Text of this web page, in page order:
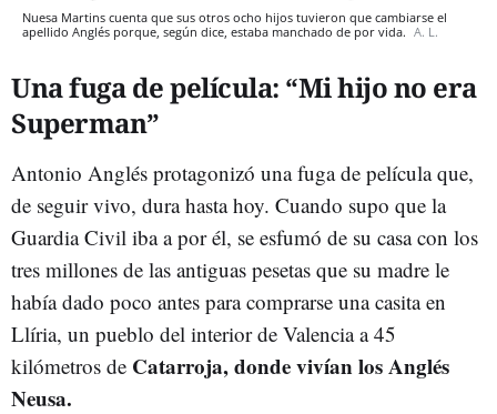
Nuesa Martins cuenta que sus otros ocho hijos tuvieron que cambiarse el
apellido Anglés porque, según dice, estaba manchado de por vida. A. L.
Una fuga de película: “Mi hijo no era
Superman”
Antonio Anglés protagonizó una fuga de película que,
de seguir vivo, dura hasta hoy. Cuando supo que la
Guardia Civil iba a por él, se esfumó de su casa con los
tres millones de las antiguas pesetas que su madre le
había dado poco antes para comprarse una casita en
Llíria, un pueblo del interior de Valencia a 45
kilómetros de Catarroja, donde vivían los Anglés
Neusa.